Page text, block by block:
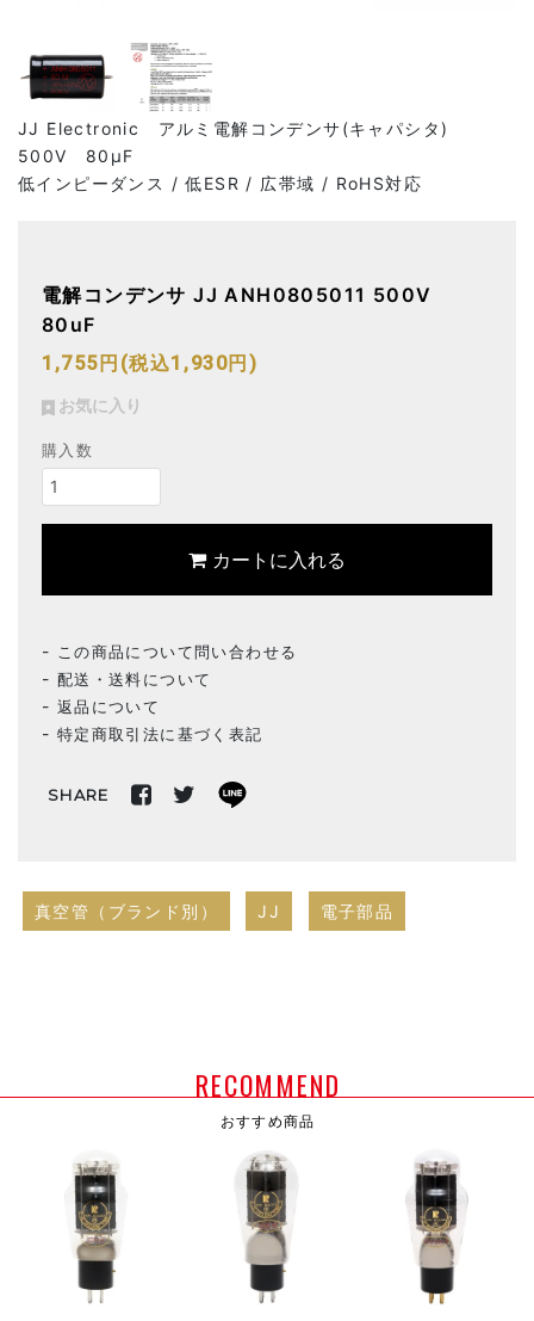
JJ Electronic アルミ電解コンデンサ(キャパシタ)
500V 80μF
低インピーダンス / 低ESR / 広帯域 / RoHS対応
電解コンデンサ JJ ANH0805011 500V
80uF
1,755円(税込1,930円)
お気に入り
購入数
カートに入れる
この商品について問い合わせる
配送・送料について
返品について
特定商取引法に基づく表記
SHARE
真空管（ブランド別） JJ 電子部品
RECOMMEND
おすすめ商品